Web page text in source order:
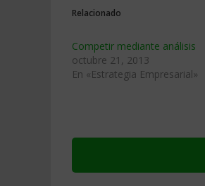
Relacionado
Competir mediante análisis
octubre 21, 2013
En «Estrategia Empresarial»